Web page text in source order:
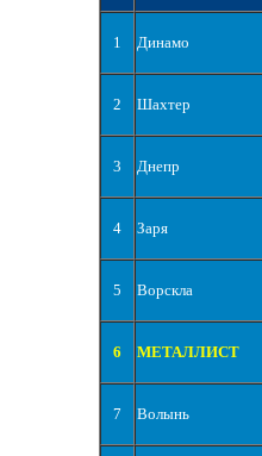
1 Динамо
2 Шахтер
3 Днепр
4 Заря
5 Ворскла
6 МЕТАЛЛИСТ
7 Волынь